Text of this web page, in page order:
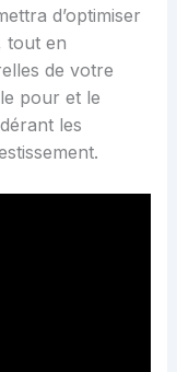
d’optimiser
tout en
de votre
pour et le
les